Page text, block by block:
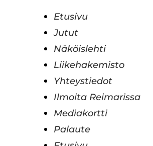
Etusivu
Jutut
Näköislehti
Liikehakemisto
Yhteystiedot
Ilmoita Reimarissa
Mediakortti
Palaute